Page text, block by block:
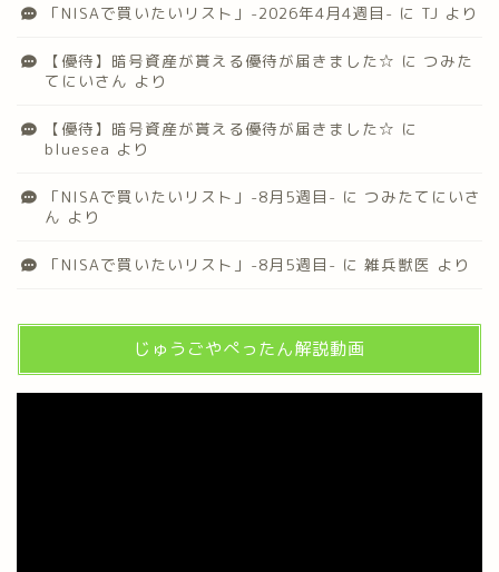
「NISAで買いたいリスト」-2026年4月4週目- に TJ より
【優待】暗号資産が貰える優待が届きました☆ に つみた
てにいさん より
【優待】暗号資産が貰える優待が届きました☆ に
bluesea より
「NISAで買いたいリスト」-8月5週目- に つみたてにいさ
ん より
「NISAで買いたいリスト」-8月5週目- に 雑兵獣医 より
じゅうごやぺったん解説動画